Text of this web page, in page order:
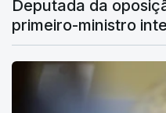
Deputada da
primeiro-ministro